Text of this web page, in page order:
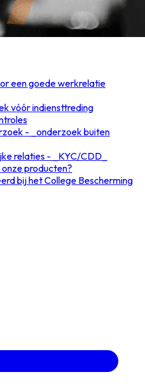
een goede werkrelatie
vóór indiensttreding
- _onderzoek buiten
relaties - _KYC/CDD_
producten?
bij het College Bescherming